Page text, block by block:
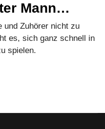
Mann…
und Zuhörer nicht zu
es, sich ganz schnell in
spielen.